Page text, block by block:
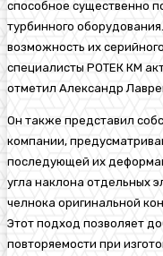
способное существенно
турбинного
возможность их
специалисты РОТЕК КМ
отметил Александр
Он также представил
компании,
последующей их
угла наклона отдельных
челнока оригинальной
Этот подход позволяет
повторяемости при